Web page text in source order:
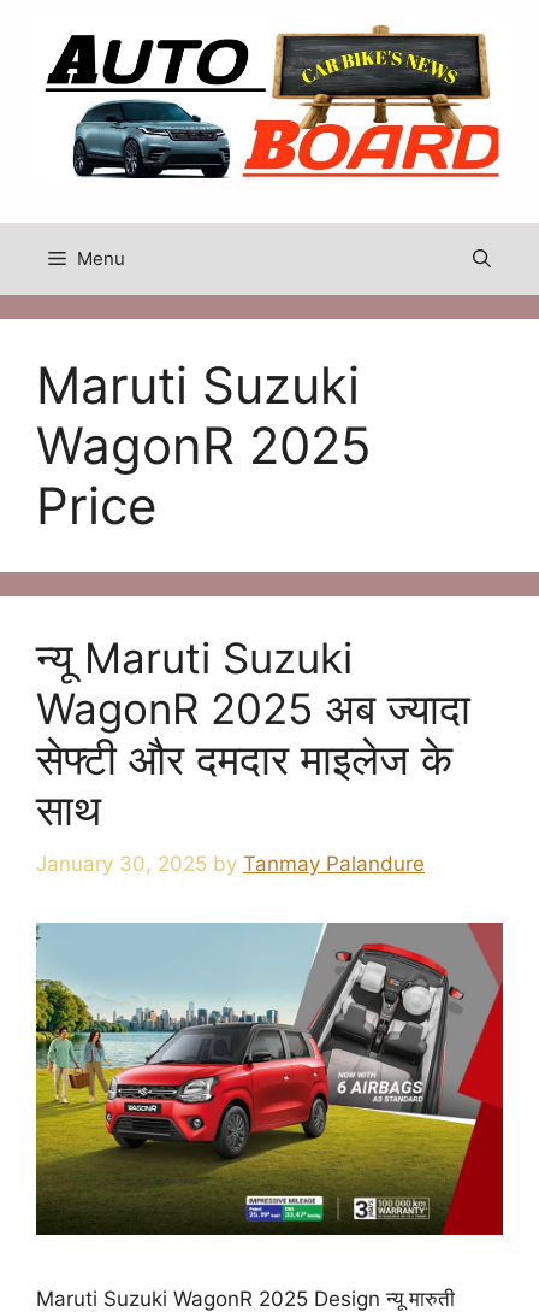
content
Menu
Maruti Suzuki
WagonR 2025
Price
न्यू Maruti Suzuki
WagonR 2025 अब ज्यादा
सेफ्टी और दमदार माइलेज के
साथ
January 30, 2025 by Tanmay Palandure
Maruti Suzuki WagonR 2025 Design न्यू मारुती